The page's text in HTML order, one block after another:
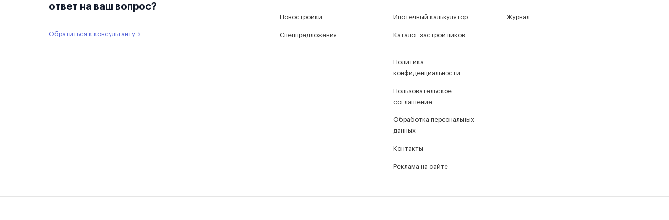
ответ на ваш вопрос?
Обратиться к консультанту
Новостройки
Спецпредложения
Ипотечный калькулятор
Каталог застройщиков
Политика
конфиденциальности
Пользовательское
соглашение
Обработка персональных
данных
Контакты
Реклама на сайте
Журнал